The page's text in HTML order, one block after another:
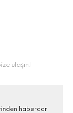
ulaşın!
haberdar